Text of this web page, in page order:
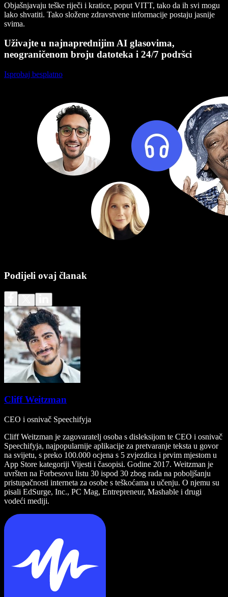
Objašnjavaju teške riječi i kratice, poput VITT, tako da ih svi mogu
lako shvatiti. Tako složene zdravstvene informacije postaju jasnije
svima.
Uživajte u najnaprednijim AI glasovima,
neograničenom broju datoteka i 24/7 podršci
Isprobaj besplatno
Podijeli ovaj članak
Cliff Weitzman
CEO i osnivač Speechifyja
Cliff Weitzman je zagovaratelj osoba s disleksijom te CEO i osnivač
Speechifyja, najpopularnije aplikacije za pretvaranje teksta u govor
na svijetu, s preko 100.000 ocjena s 5 zvjezdica i prvim mjestom u
App Store kategoriji Vijesti i časopisi. Godine 2017. Weitzman je
uvršten na Forbesovu listu 30 ispod 30 zbog rada na poboljšanju
pristupačnosti interneta za osobe s teškoćama u učenju. O njemu su
pisali EdSurge, Inc., PC Mag, Entrepreneur, Mashable i drugi
vodeći mediji.